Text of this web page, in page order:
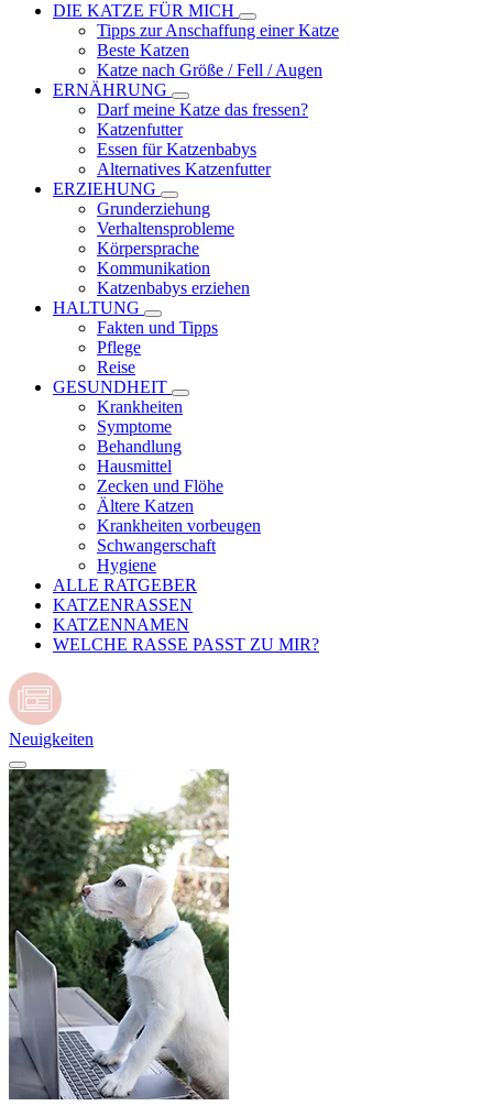
DIE KATZE FÜR MICH
Tipps zur Anschaffung einer Katze
Beste Katzen
Katze nach Größe / Fell / Augen
ERNÄHRUNG
Darf meine Katze das fressen?
Katzenfutter
Essen für Katzenbabys
Alternatives Katzenfutter
ERZIEHUNG
Grunderziehung
Verhaltensprobleme
Körpersprache
Kommunikation
Katzenbabys erziehen
HALTUNG
Fakten und Tipps
Pflege
Reise
GESUNDHEIT
Krankheiten
Symptome
Behandlung
Hausmittel
Zecken und Flöhe
Ältere Katzen
Krankheiten vorbeugen
Schwangerschaft
Hygiene
ALLE RATGEBER
KATZENRASSEN
KATZENNAMEN
WELCHE RASSE PASST ZU MIR?
Neuigkeiten